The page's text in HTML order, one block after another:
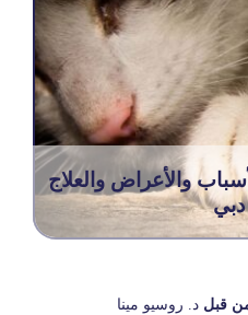
والأعراض والعلاج
قبل د. روسيو مينا